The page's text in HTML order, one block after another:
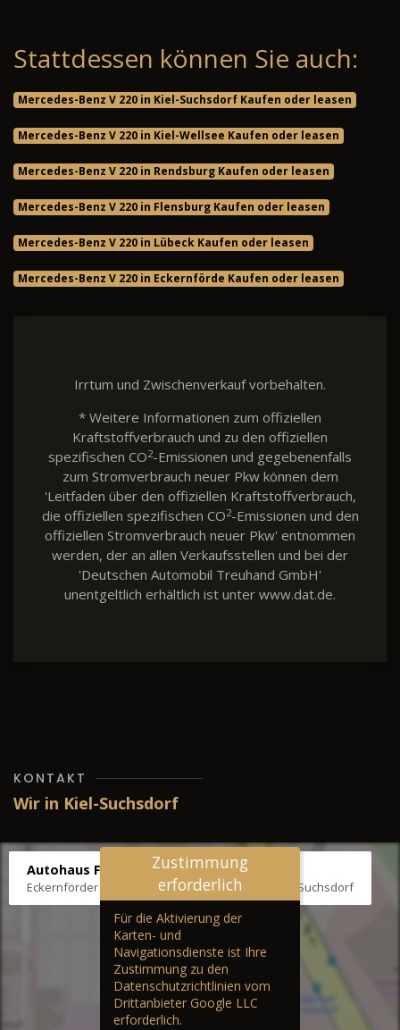
Stattdessen können Sie auch:
Mercedes-Benz V 220 in Kiel-Suchsdorf Kaufen oder leasen
Mercedes-Benz V 220 in Kiel-Wellsee Kaufen oder leasen
Mercedes-Benz V 220 in Rendsburg Kaufen oder leasen
Mercedes-Benz V 220 in Flensburg Kaufen oder leasen
Mercedes-Benz V 220 in Lübeck Kaufen oder leasen
Mercedes-Benz V 220 in Eckernförde Kaufen oder leasen
Irrtum und Zwischenverkauf vorbehalten.
* Weitere Informationen zum offiziellen
Kraftstoffverbrauch und zu den offiziellen
spezifischen CO2-Emissionen und gegebenenfalls
zum Stromverbrauch neuer Pkw können dem
'Leitfaden über den offiziellen Kraftstoffverbrauch,
die offiziellen spezifischen CO2-Emissionen und den
offiziellen Stromverbrauch neuer Pkw' entnommen
werden, der an allen Verkaufsstellen und bei der
'Deutschen Automobil Treuhand GmbH'
unentgeltlich erhältlich ist unter www.dat.de.
KONTAKT
Wir in Kiel-Suchsdorf
Autohaus Fräter
Eckernförder Str. /Klausbrooker Weg 1, 24107 Kiel-Suchsdorf
Zustimmung
erforderlich
Für die Aktivierung der
Karten- und
Navigationsdienste ist Ihre
Zustimmung zu den
Datenschutzrichtlinien vom
Drittanbieter Google LLC
erforderlich.